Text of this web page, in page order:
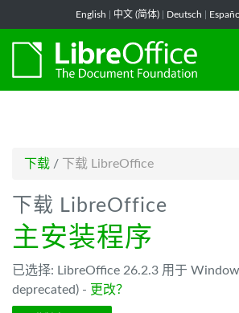
English 中文 (简体) Deutsch
下载 / 下载 LibreOffice
下载 LibreOffice
主安装程序
已选择: LibreOffice 26.2.3 用于
deprecated) - 更改？